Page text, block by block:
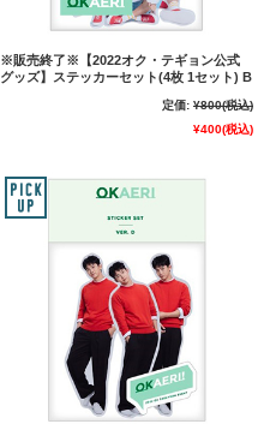
※販売終了※【2022オク・テギョン公式
グッズ】ステッカーセット(4枚 1セット) B
定価: ¥800(税込)
¥400(税込)